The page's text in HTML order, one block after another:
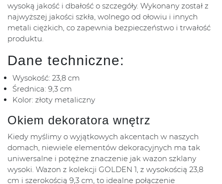
wysoką jakość i dbałość o szczegóły. Wykonany został z
najwyższej jakości szkła, wolnego od ołowiu i innych
metali ciężkich, co zapewnia bezpieczeństwo i trwałość
produktu.
Dane techniczne:
Wysokość: 23,8 cm
Średnica: 9,3 cm
Kolor: złoty metaliczny
Okiem dekoratora wnętrz
Kiedy myślimy o wyjątkowych akcentach w naszych
domach, niewiele elementów dekoracyjnych ma tak
uniwersalne i potężne znaczenie jak wazon szklany
wysoki. Wazon z kolekcji GOLDEN 1, z wysokością 23,8
cm i szerokością 9,3 cm, to idealne połączenie